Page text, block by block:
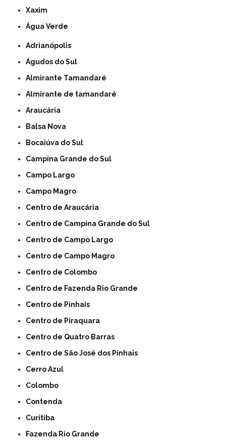
Xaxim
Água Verde
Adrianópolis
Agudos do Sul
Almirante Tamandaré
Almirante de tamandaré
Araucária
Balsa Nova
Bocaiúva do Sul
Campina Grande do Sul
Campo Largo
Campo Magro
Centro de Araucária
Centro de Campina Grande do Sul
Centro de Campo Largo
Centro de Campo Magro
Centro de Colombo
Centro de Fazenda Rio Grande
Centro de Pinhais
Centro de Piraquara
Centro de Quatro Barras
Centro de São José dos Pinhais
Cerro Azul
Colombo
Contenda
Curitiba
Fazenda Rio Grande